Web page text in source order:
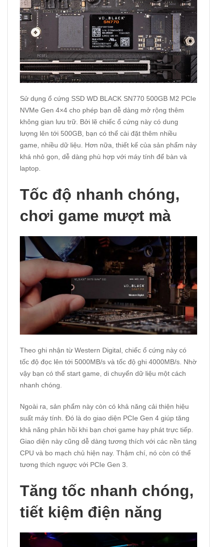
Sử dụng ổ cứng SSD WD BLACK SN770 500GB M2 PCIe
NVMe Gen 4×4 cho phép bạn dễ dàng mở rộng thêm
không gian lưu trữ. Bởi lẽ chiếc ổ cứng này có dung
lượng lên tới 500GB, bạn có thể cài đặt thêm nhiều
game, nhiều dữ liệu. Hơn nữa, thiết kế của sản phẩm này
khá nhỏ gọn, dễ dàng phù hợp với máy tính để bàn và
laptop.
Tốc độ nhanh chóng,
chơi game mượt mà
Theo ghi nhận từ Western Digital, chiếc ổ cứng này có
tốc độ đọc lên tới 5000MB/s và tốc độ ghi 4000MB/s. Nhờ
vậy bạn có thể start game, di chuyển dữ liệu một cách
nhanh chóng.
Ngoài ra, sản phẩm này còn có khả năng cải thiện hiệu
suất máy tính. Đó là do giao diện PCIe Gen 4 giúp tăng
khả năng phản hồi khi bạn chơi game hay phát trực tiếp.
Giao diện này cũng dễ dàng tương thích với các nền tảng
CPU và bo mạch chủ hiện nay. Thậm chí, nó còn có thể
tương thích ngược với PCIe Gen 3.
Tăng tốc nhanh chóng,
tiết kiệm điện năng